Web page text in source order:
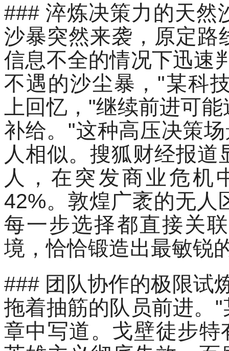
### 淬炼决策力的天然
沙暴突然来袭，原定路
信息不全的情况下迅速
不遇的沙尘暴，"某科
上回忆，"继续前进可
补给。"这种高压决策
人相似。搜狐财经报
人，在突发商业危机
42%。敦煌广袤的无人
每一步选择都直接关
境，恰恰锻造出最敏锐
### 团队协作的极限试
拖着抽筋的队员前进。
章中写道。戈壁徒步